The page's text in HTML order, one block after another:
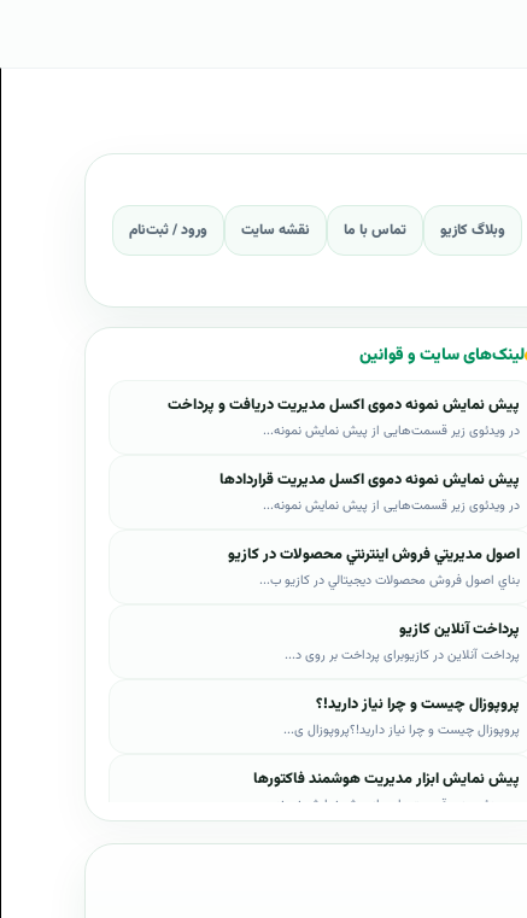
وبلاگ کازیو تماس با ما نقشه سایت ورود / ثبت‌نام
لینک‌های سایت و قوانین
پیش نمایش نمونه دموی اکسل مدیریت دریافت و پرداخت
در ویدئوی زیر قسمت‌هایی از پیش نمایش نمونه...
پیش نمایش نمونه دموی اکسل مدیریت قراردادها
در ویدئوی زیر قسمت‌هایی از پیش نمایش نمونه...
اصول مديريتي فروش اينترنتي محصولات در کازيو
بناي اصول فروش محصولات ديجيتالي در کازيو ب...
پرداخت آنلاین کازیو
پرداخت آنلاین در کازیوبرای پرداخت بر روی د...
پروپوزال چیست و چرا نیاز دارید!؟
پروپوزال چیست و چرا نیاز دارید!؟پروپوزال ی...
پیش نمایش ابزار مدیریت هوشمند فاکتورها
در ویدئوی زیر قسمت‌هایی از پیش نمایش نمونه...